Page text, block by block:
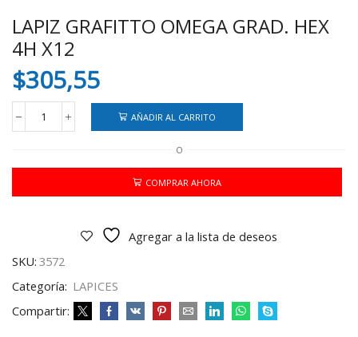
LAPIZ GRAFITTO OMEGA GRAD. HEX
4H X12
$305,55
LAPIZ
GRAD.
4H
AÑADIR AL CARRITO
O
COMPRAR AHORA
Agregar a la lista de deseos
SKU: 3572
Categoría: LAPICES
Compartir: